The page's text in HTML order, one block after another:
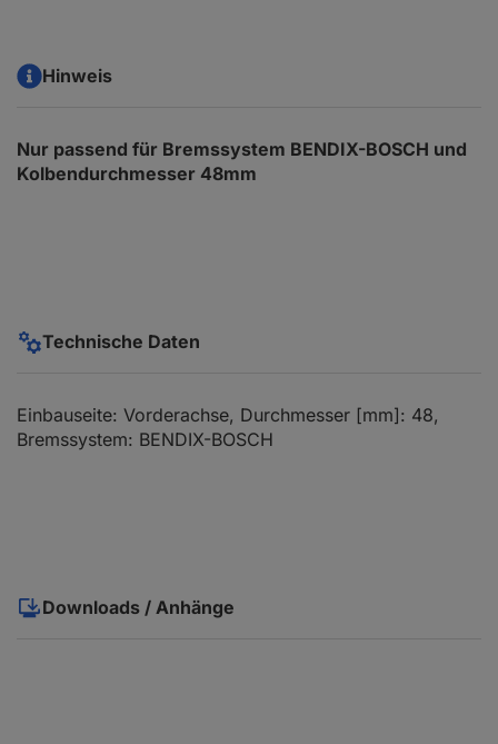
Hinweis
Nur passend für Bremssystem BENDIX-BOSCH und
Kolbendurchmesser 48mm
Technische Daten
Einbauseite: Vorderachse, Durchmesser [mm]: 48,
Bremssystem: BENDIX-BOSCH
Downloads / Anhänge